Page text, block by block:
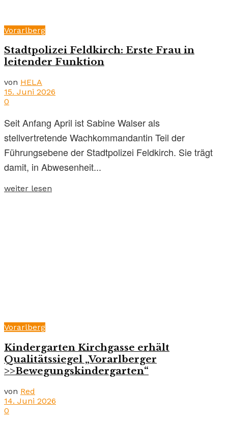
Vorarlberg
Stadtpolizei Feldkirch: Erste Frau in
leitender Funktion
von HELA
15. Juni 2026
0
Seit Anfang April ist Sabine Walser als
stellvertretende Wachkommandantin Teil der
Führungsebene der Stadtpolizei Feldkirch. Sie trägt
damit, in Abwesenheit...
weiter lesen
Vorarlberg
Kindergarten Kirchgasse erhält
Qualitätssiegel „Vorarlberger
>>Bewegungskindergarten“
von Red
14. Juni 2026
0